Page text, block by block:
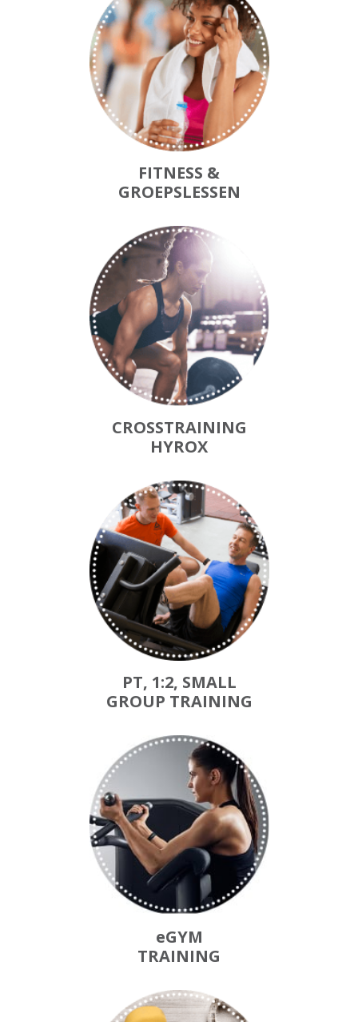
FITNESS &
GROEPSLESSEN
CROSSTRAINING
HYROX
PT, 1:2, SMALL
GROUP TRAINING
eGYM
TRAINING